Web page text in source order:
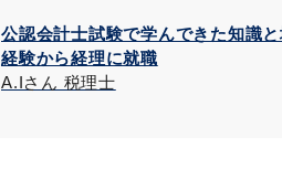
公認会計士試験で学んできた知識
経験から経理に就職
A.Iさん 税理士